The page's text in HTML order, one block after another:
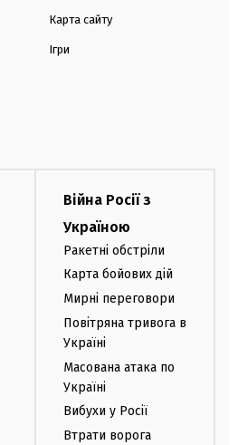
Карта сайту
Ігри
Війна Росії з
Україною
Ракетні обстріли
Карта бойових дій
Мирні переговори
Повітряна тривога в
Україні
Масована атака по
Україні
Вибухи у Росії
Втрати ворога